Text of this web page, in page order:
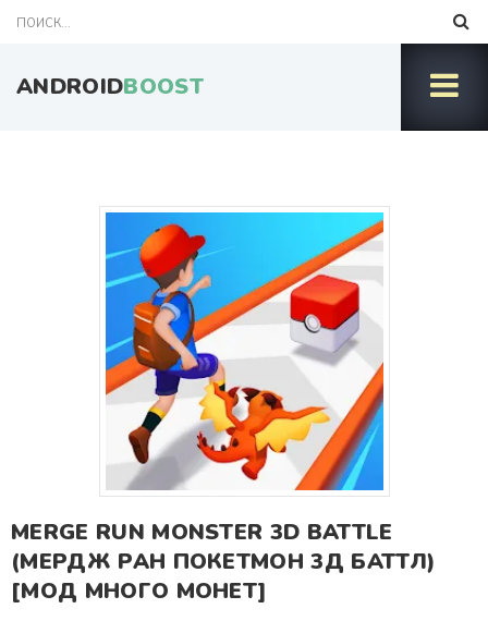
ANDROIDBOOST
MERGE RUN MONSTER 3D BATTLE
(МЕРДЖ РАН ПОКЕТМОН 3Д БАТТЛ)
[МОД МНОГО МОНЕТ]